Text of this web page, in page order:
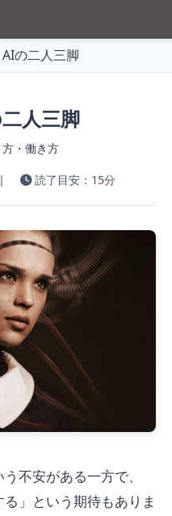
の二人三脚
人三脚
・働き方
| 読了目安：15分
不安がある一方で、
」という期待もありま